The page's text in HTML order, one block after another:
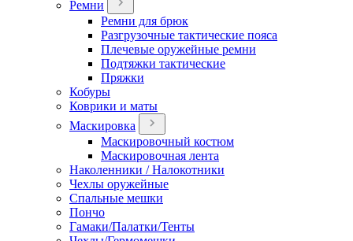
Ремни
Ремни для брюк
Разгрузочные тактические пояса
Плечевые оружейные ремни
Подтяжки тактические
Пряжки
Кобуры
Коврики и маты
Маскировка
Маскировочный костюм
Маскировочная лента
Наколенники / Налокотники
Чехлы оружейные
Спальные мешки
Пончо
Гамаки/Палатки/Тенты